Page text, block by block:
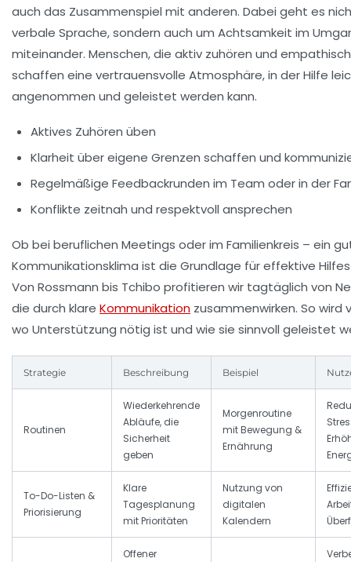
auch das Zusammenspiel mit anderen. Dabei geht es
verbale Sprache, sondern auch um Achtsamkeit im
miteinander. Menschen, die aktiv zuhören und
schaffen eine vertrauensvolle Atmosphäre, in der Hilfe
angenommen und geleistet werden kann.
Aktives Zuhören üben
Klarheit über eigene Grenzen schaffen und
Regelmäßige Feedbackrunden im Team oder in der
Konflikte zeitnah und respektvoll ansprechen
Ob bei beruflichen Meetings oder im Familienkreis – ein
Kommunikationsklima ist die Grundlage für effektive
Von Rossmann bis Tchibo profitieren wir tagtäglich von
die durch klare Kommunikation zusammenwirken. So wird
wo Unterstützung nötig ist und wie sie sinnvoll geleistet
Strategie Beschreibung Beispiel
Routinen
Wiederkehrende
Abläufe, die
Sicherheit
geben
Morgenroutine
mit Bewegung &
Ernährung
To-Do-Listen &
Priorisierung
Klare
Tagesplanung
mit Prioritäten
Nutzung von
digitalen
Kalendern
Offener